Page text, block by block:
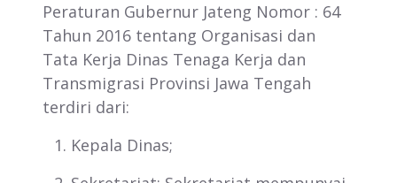
Peraturan Gubernur Jateng Nomor : 64
Tahun 2016 tentang Organisasi dan
Tata Kerja Dinas Tenaga Kerja dan
Transmigrasi Provinsi Jawa Tengah
terdiri dari:
Kepala Dinas;